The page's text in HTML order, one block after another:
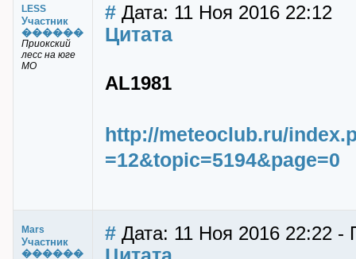
LESS
Участник
������
Приокский
лесс на юге
МО
# Дата: 11 Ноя 2016 22:12
Цитата
AL1981
http://meteoclub.ru/
=12&topic=5194&page=0
Mars
Участник
������
# Дата: 11 Ноя 2016 22:22 -